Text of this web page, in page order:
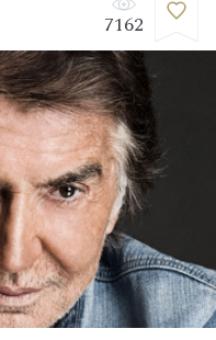
7162